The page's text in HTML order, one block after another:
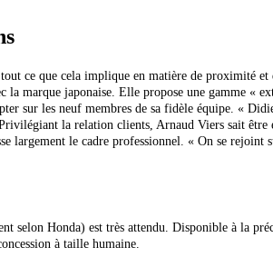
ce que cela implique en matière de proximité
la marque japonaise. Elle propose une gamme «
sur les neuf membres de sa fidèle équipe. «
la relation clients, Arnaud Viers sait être
le cadre professionnel. « On se rejoint
selon Honda) est très attendu. Disponible à la
à taille humaine.